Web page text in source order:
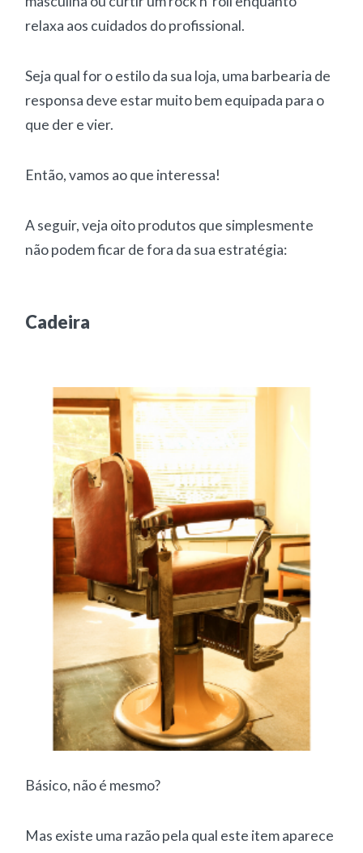
relaxa aos cuidados do profissional.
Seja qual for o estilo da sua loja, uma barbearia de
responsa deve estar muito bem equipada para o
que der e vier.
Então, vamos ao que interessa!
A seguir, veja oito produtos que simplesmente
não podem ficar de fora da sua estratégia:
Cadeira
Básico, não é mesmo?
Mas existe uma razão pela qual este item aparece